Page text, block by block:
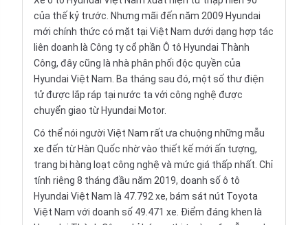
của thế kỷ trước. Nhưng mãi đến năm 2009 Hyundai
mới chính thức có mặt tại Việt Nam dưới dạng hợp tác
liên doanh là Công ty cổ phần Ô tô Hyundai Thành
Công, đây cũng là nhà phân phối độc quyền của
Hyundai Việt Nam. Ba tháng sau đó, một số thư điện
tử được lắp ráp tại nước ta với công nghệ được
chuyển giao từ Hyundai Motor.
Có thể nói người Việt Nam rất ưa chuộng những mẫu
xe đến từ Hàn Quốc nhờ vào thiết kế mới ấn tượng,
trang bị hàng loạt công nghệ và mức giá thấp nhất. Chỉ
tính riêng 8 tháng đầu năm 2019, doanh số ô tô
Hyundai Việt Nam là 47.792 xe, bám sát nút Toyota
Việt Nam với doanh số 49.471 xe. Điểm đáng khen là